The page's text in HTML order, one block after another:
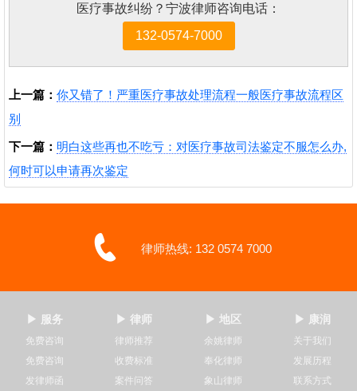
医疗事故纠纷？宁波律师咨询电话：
132-0574-7000
上一篇： 你又错了！严重医疗事故处理流程一般医疗事故流程区
别
下一篇： 明白这些再也不吃亏：对医疗事故司法鉴定不服怎么办,
何时可以申请再次鉴定
律师热线: 132 0574 7000
▶ 服务
免费咨询
免费咨询
发律师函
▶ 律师
律师推荐
收费标准
案件问答
▶ 地区
余姚律师
奉化律师
象山律师
▶ 康润
关于我们
发展历程
联系方式